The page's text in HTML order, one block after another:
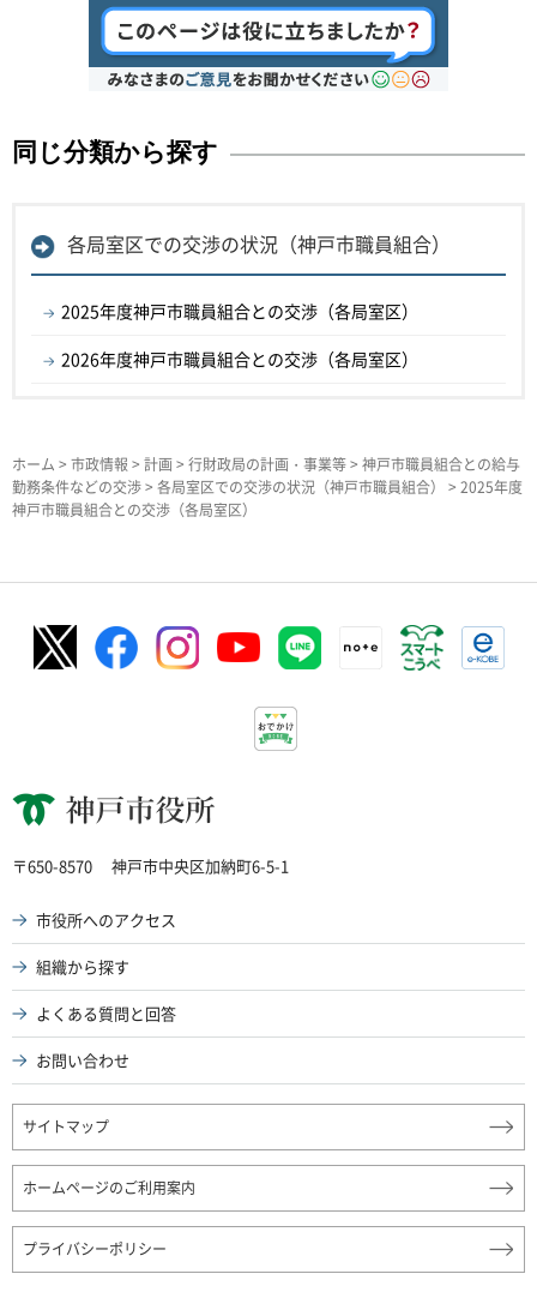
同じ分類から探す
各局室区での交渉の状況（神戸市職員組合）
2025年度神戸市職員組合との交渉（各局室区）
2026年度神戸市職員組合との交渉（各局室区）
ホーム > 市政情報 > 計画> 行財政局の計画・事業等> 神戸市職員組合との給与
勤務条件などの交渉> 各局室区での交渉の状況（神戸市職員組合）
> 2025年度
神戸市職員組合との交渉（各局室区）
神戸市役所
〒650-8570 神戸市中央区加納町6-5-1
市役所へのアクセス
組織から探す
よくある質問と回答
お問い合わせ
サイトマップ
ホームページのご利用案内
プライバシーポリシー